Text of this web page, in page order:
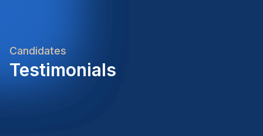
Candidates
Testimonials